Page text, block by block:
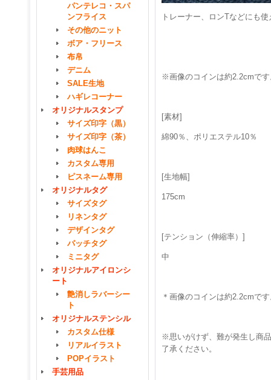
パンテレコ・スパ
ンフライス
その他のニット
ボア・フリース
布帛
デニム
SALE生地
ハギレコーナー
オリジナルスタンプ
サイズ印字（黒）
サイズ印字（茶）
肉球はんこ
カスタム専用
ピスネーム専用
オリジナルタグ
サイズタグ
リネンタグ
デザインタグ
パッチタグ
ミニタグ
オリジナルアイロンシ
ート
艶消しラバーシー
ト
オリジナルステンシル
カスタム仕様
リアルイラスト
POPイラスト
手芸用品
トレーナー、ロンTなどにも
※画像のコインは約2.2cmで
[素材]
綿90％、ポリエステル10％
[生地幅]
175cm
[テンション（伸縮率）]
中
＊画像のコインは約2.2cmで
※思いがけず、難が発生し商
了承ください。